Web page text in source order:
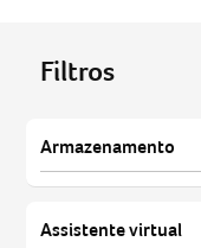
Filtros
Armazenamento
Assistente virtual